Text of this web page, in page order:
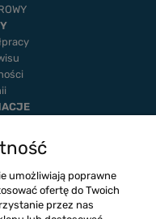
umożliwiają poprawne
ofertę do Twoich
przez nas